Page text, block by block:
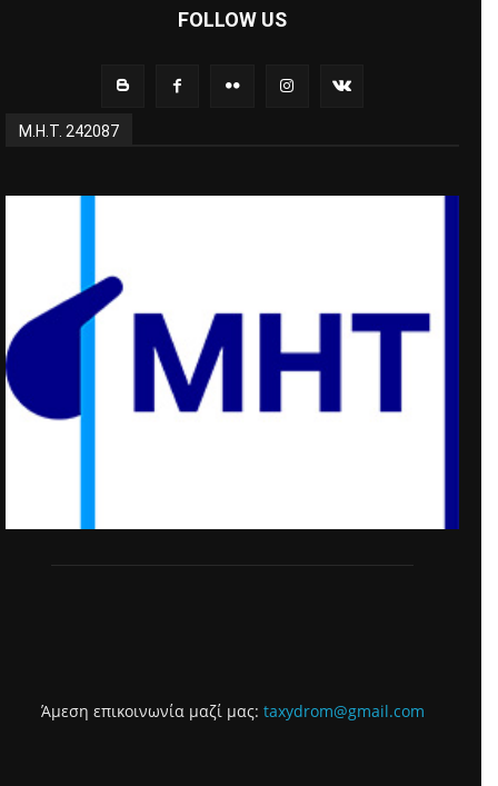
FOLLOW US
Μ.Η.Τ. 242087
Άμεση επικοινωνία μαζί μας: taxydrom@gmail.com